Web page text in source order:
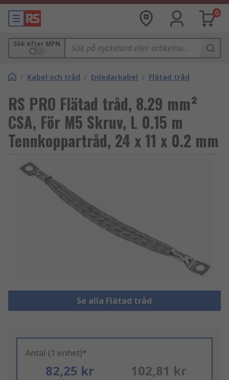
0
Sök efter MPN
/ Kabel och tråd / Enledarkabel / Flätad tråd
RS PRO Flätad tråd, 8.29 mm²
CSA, För M5 Skruv, L 0.15 m
Tennkoppartråd, 24 x 11 x 0.2 mm
Se alla Flätad tråd
Antal (1 enhet)*
82,25 kr 102,81 kr